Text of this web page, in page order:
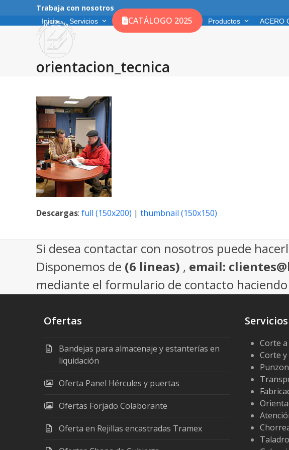
Trabaja con nosotros
Inicio Servicios CATÁLOGO 2025 Productos ACERO
orientacion_tecnica
Descargas: full (150x200) | thumbnail (150x150)
Si desea contactar con nosotros puede
Disponemos de (6 lineas) , email:
mediante el formulario de contacto
Ofertas
Bandejas para almacenaje y estanterías en
liquidación
Oferta Panel Hércules y puertas
Ofertas Forjado Colaborante
Oferta en Rejillas encastradas Tramex
Servicios
Corte
Corte y